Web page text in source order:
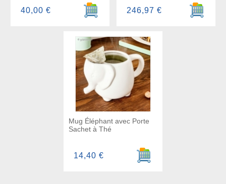
Ajouter au panier
40,00 €
Ajouter
246,97 €
Mug Éléphant avec Porte
Sachet à Thé
Ajouter au panier
14,40 €